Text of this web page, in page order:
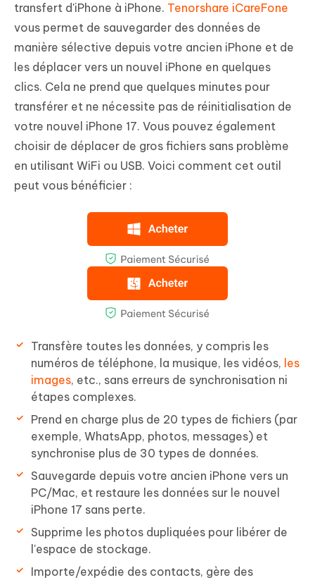
transfert d'iPhone à iPhone. Tenorshare iCareFone
vous permet de sauvegarder des données de
manière sélective depuis votre ancien iPhone et de
les déplacer vers un nouvel iPhone en quelques
clics. Cela ne prend que quelques minutes pour
transférer et ne nécessite pas de réinitialisation de
votre nouvel iPhone 17. Vous pouvez également
choisir de déplacer de gros fichiers sans problème
en utilisant WiFi ou USB. Voici comment cet outil
peut vous bénéficier :
Transfère toutes les données, y compris les
numéros de téléphone, la musique, les vidéos, les
images, etc., sans erreurs de synchronisation ni
étapes complexes.
Prend en charge plus de 20 types de fichiers (par
exemple, WhatsApp, photos, messages) et
synchronise plus de 30 types de données.
Sauvegarde depuis votre ancien iPhone vers un
PC/Mac, et restaure les données sur le nouvel
iPhone 17 sans perte.
Supprime les photos dupliquées pour libérer de
l'espace de stockage.
Importe/expédie des contacts, gère des